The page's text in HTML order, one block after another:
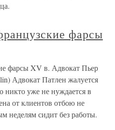
фарсы
фарсы XV в. Адвокат Пьер
Адвокат Патлен жалуется
никто уже не нуждается в
от клиентов отбою не
неделям сидит без работы.